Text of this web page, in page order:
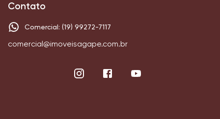
Contato
Comercial: (19) 99272-7117
comercial@imoveisagape.com.br